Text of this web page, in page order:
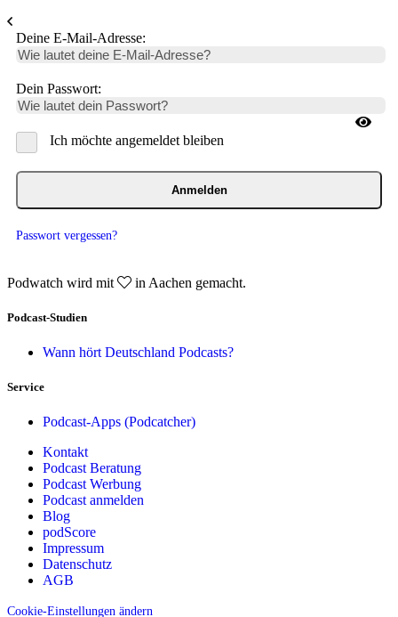
Deine E-Mail-Adresse:
Dein Passwort:
Ich möchte angemeldet bleiben
Anmelden
Passwort vergessen?
Podwatch wird mit in Aachen gemacht.
Podcast-Studien
Wann hört Deutschland Podcasts?
Service
Podcast-Apps (Podcatcher)
Kontakt
Podcast Beratung
Podcast Werbung
Podcast anmelden
Blog
podScore
Impressum
Datenschutz
AGB
Cookie-Einstellungen ändern